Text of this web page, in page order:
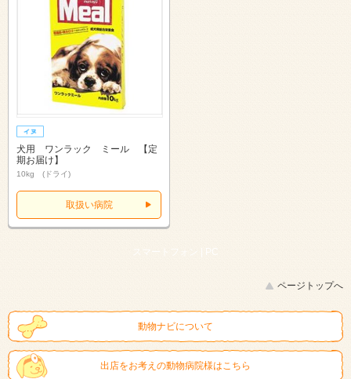
犬用 ワンラック ミール 【定
期お届け】
10kg (ドライ)
取扱い病院
スマートフォン | PC
ページトップへ
動物ナビについて
出店をお考えの動物病院様はこちら